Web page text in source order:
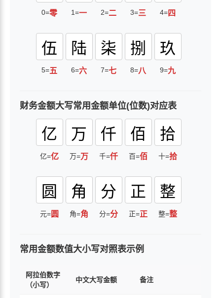
0=零 1=一 2=二 3=三 4=四
伍
5=五
陆
6=六
柒
7=七
捌
8=八
玖
9=九
财务金额大写常用金额单位(位数)对应表
亿
亿=亿
万
万=万
仟
千=仟
佰
百=佰
拾
十=拾
圆
元=圆
角
角=角
分
分=分
正
正=正
整
整=整
常用金额数值大小写对照表示例
阿拉伯数字
（小写）
中文大写金额 备注